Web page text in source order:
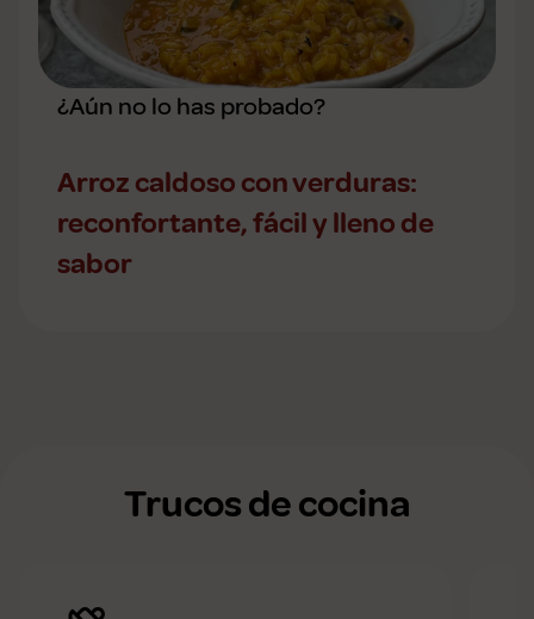
¿Aún no lo has probado?
Arroz caldoso con verduras:
reconfortante, fácil y lleno de
sabor
Trucos de cocina